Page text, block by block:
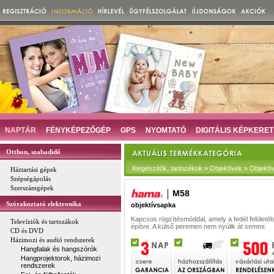
NAPTÁR FÉNYKÉPEZŐGÉP GPS NYOMTATÓ DIGITÁLIS KÉPKERET
Otthon, szabadidő
Háztartási gépek
Szépségápolás
Szerszámgépek
Szórakoztató elektronika
Televíziók és tartozákok
CD és DVD
Házimozi és audió rendszerek
Hangfalak és hangszórók
Hangprojektorok, házimozi
rendszerek
Kiegészítők, tartozékok » Objektívek »
M58
objektívsapka
Kapcsos rögzítésmóddal, amely a fedél
építve. A külső peremen nem nyúlik át semmi.